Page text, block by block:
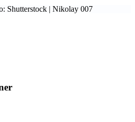
Shutterstock | Nikolay 007